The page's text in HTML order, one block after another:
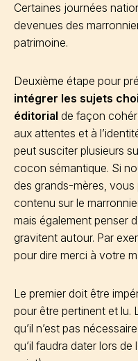
Certaines journées
devenues des
patrimoine.
Deuxième étape pour
intégrer les sujets
éditorial de façon
aux attentes et à
peut susciter plusieurs
cocon sémantique. Si
des grands-mères,
contenu sur le
mais également penser
gravitent autour. Par
pour dire merci à votre
Le premier doit être
pour être pertinent et lu.
qu’il n’est pas
qu’il faudra dater lors